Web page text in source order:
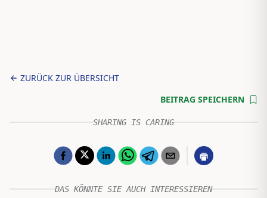
ZURÜCK ZUR ÜBERSICHT
BEITRAG SPEICHERN
SHARING IS CARING
DAS KÖNNTE SIE AUCH INTERESSIEREN